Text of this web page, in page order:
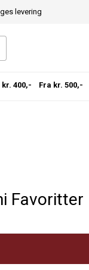
Favoritter
levering
kr. 400,- Fra kr. 500,-